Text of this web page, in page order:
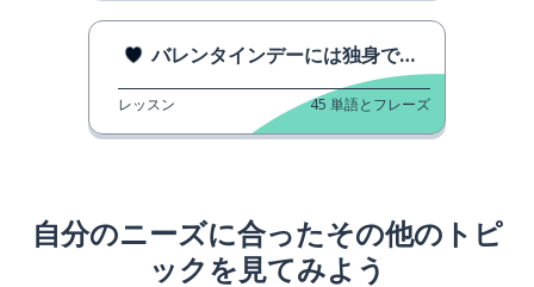
バレンタインデーには独身で幸せです。
レッスン 45 単語とフレーズ
自分のニーズに合ったその他のトピ
ックを見てみよう